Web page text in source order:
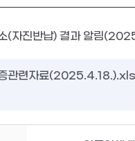
(자진반납) 결과 알림
관련자료